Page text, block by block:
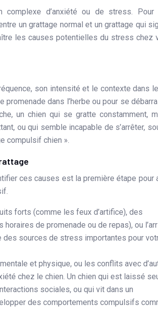
d’anxiété ou de stress. Pour
un grattage normal et un grattage qui
les causes potentielles du stress chez
son intensité et le contexte dans
dans l’herbe ou pour se
un chien qui se gratte constamment,
ou qui semble incapable de s’arrêter,
compulsif chien ».
ces causes est la première étape pour
forts (comme les feux d’artifice), des
de promenade ou de repas), ou
des sources de stress importantes pour
et physique, ou les conflits avec
chez le chien. Un chien qui est laissé
sociales, ou qui vit dans un
des comportements compulsifs